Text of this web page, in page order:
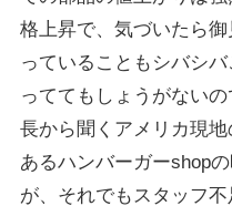
格上昇で、気づいたら
っていることもシバシ
っててもしょうがない
長から聞くアメリカ現地
あるハンバーガーshop
が、それでもスタッフ